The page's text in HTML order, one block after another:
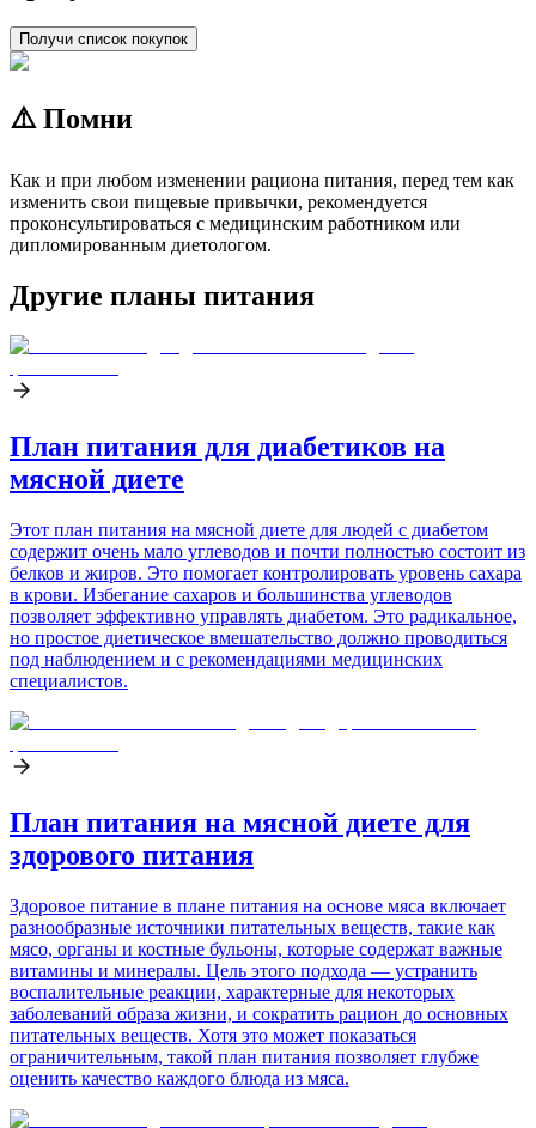
Получи список покупок
⚠️ Помни
Как и при любом изменении рациона питания, перед тем как
изменить свои пищевые привычки, рекомендуется
проконсультироваться с медицинским работником или
дипломированным диетологом.
Другие планы питания
План питания для диабетиков на
мясной диете
Этот план питания на мясной диете для людей с диабетом
содержит очень мало углеводов и почти полностью состоит из
белков и жиров. Это помогает контролировать уровень сахара
в крови. Избегание сахаров и большинства углеводов
позволяет эффективно управлять диабетом. Это радикальное,
но простое диетическое вмешательство должно проводиться
под наблюдением и с рекомендациями медицинских
специалистов.
План питания на мясной диете для
здорового питания
Здоровое питание в плане питания на основе мяса включает
разнообразные источники питательных веществ, такие как
мясо, органы и костные бульоны, которые содержат важные
витамины и минералы. Цель этого подхода — устранить
воспалительные реакции, характерные для некоторых
заболеваний образа жизни, и сократить рацион до основных
питательных веществ. Хотя это может показаться
ограничительным, такой план питания позволяет глубже
оценить качество каждого блюда из мяса.